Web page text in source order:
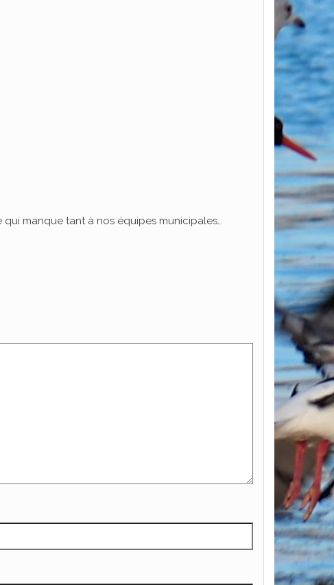
manque tant à nos équipes municipales…